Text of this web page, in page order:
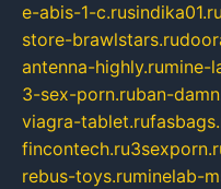
e-abis-1-c.rusindika01.ru
store-brawlstars.ru
antenna-highly.rumine-
3-sex-porn.ruban-
viagra-tablet.ru
fincontech.ru
rebus-toys.ruminelab-